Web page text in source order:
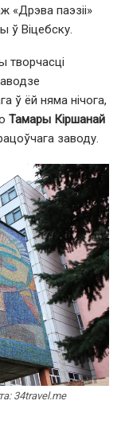
«Дрэва паэзіі»
ў Віцебску.
творчасці
ў ёй няма нічога,
Тамары Кіршанай
заводу.
34travel.me